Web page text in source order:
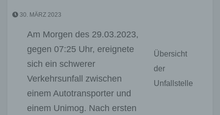
30. MÄRZ 2023
Übersicht
der
Unfallstelle
Am Morgen des 29.03.2023,
gegen 07:25 Uhr, ereignete
sich ein schwerer
Verkehrsunfall zwischen
einem Autotransporter und
einem Unimog. Nach ersten